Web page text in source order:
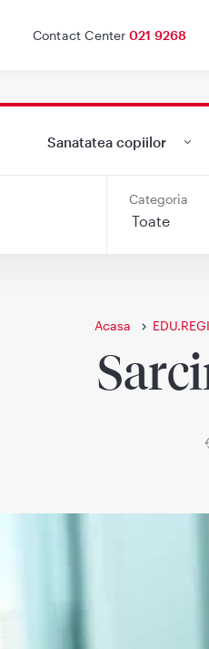
Contact Center 021 9268
Sanatatea copiilor
Categoria
Acasa